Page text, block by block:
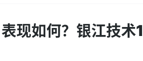
现如何？银江技术1